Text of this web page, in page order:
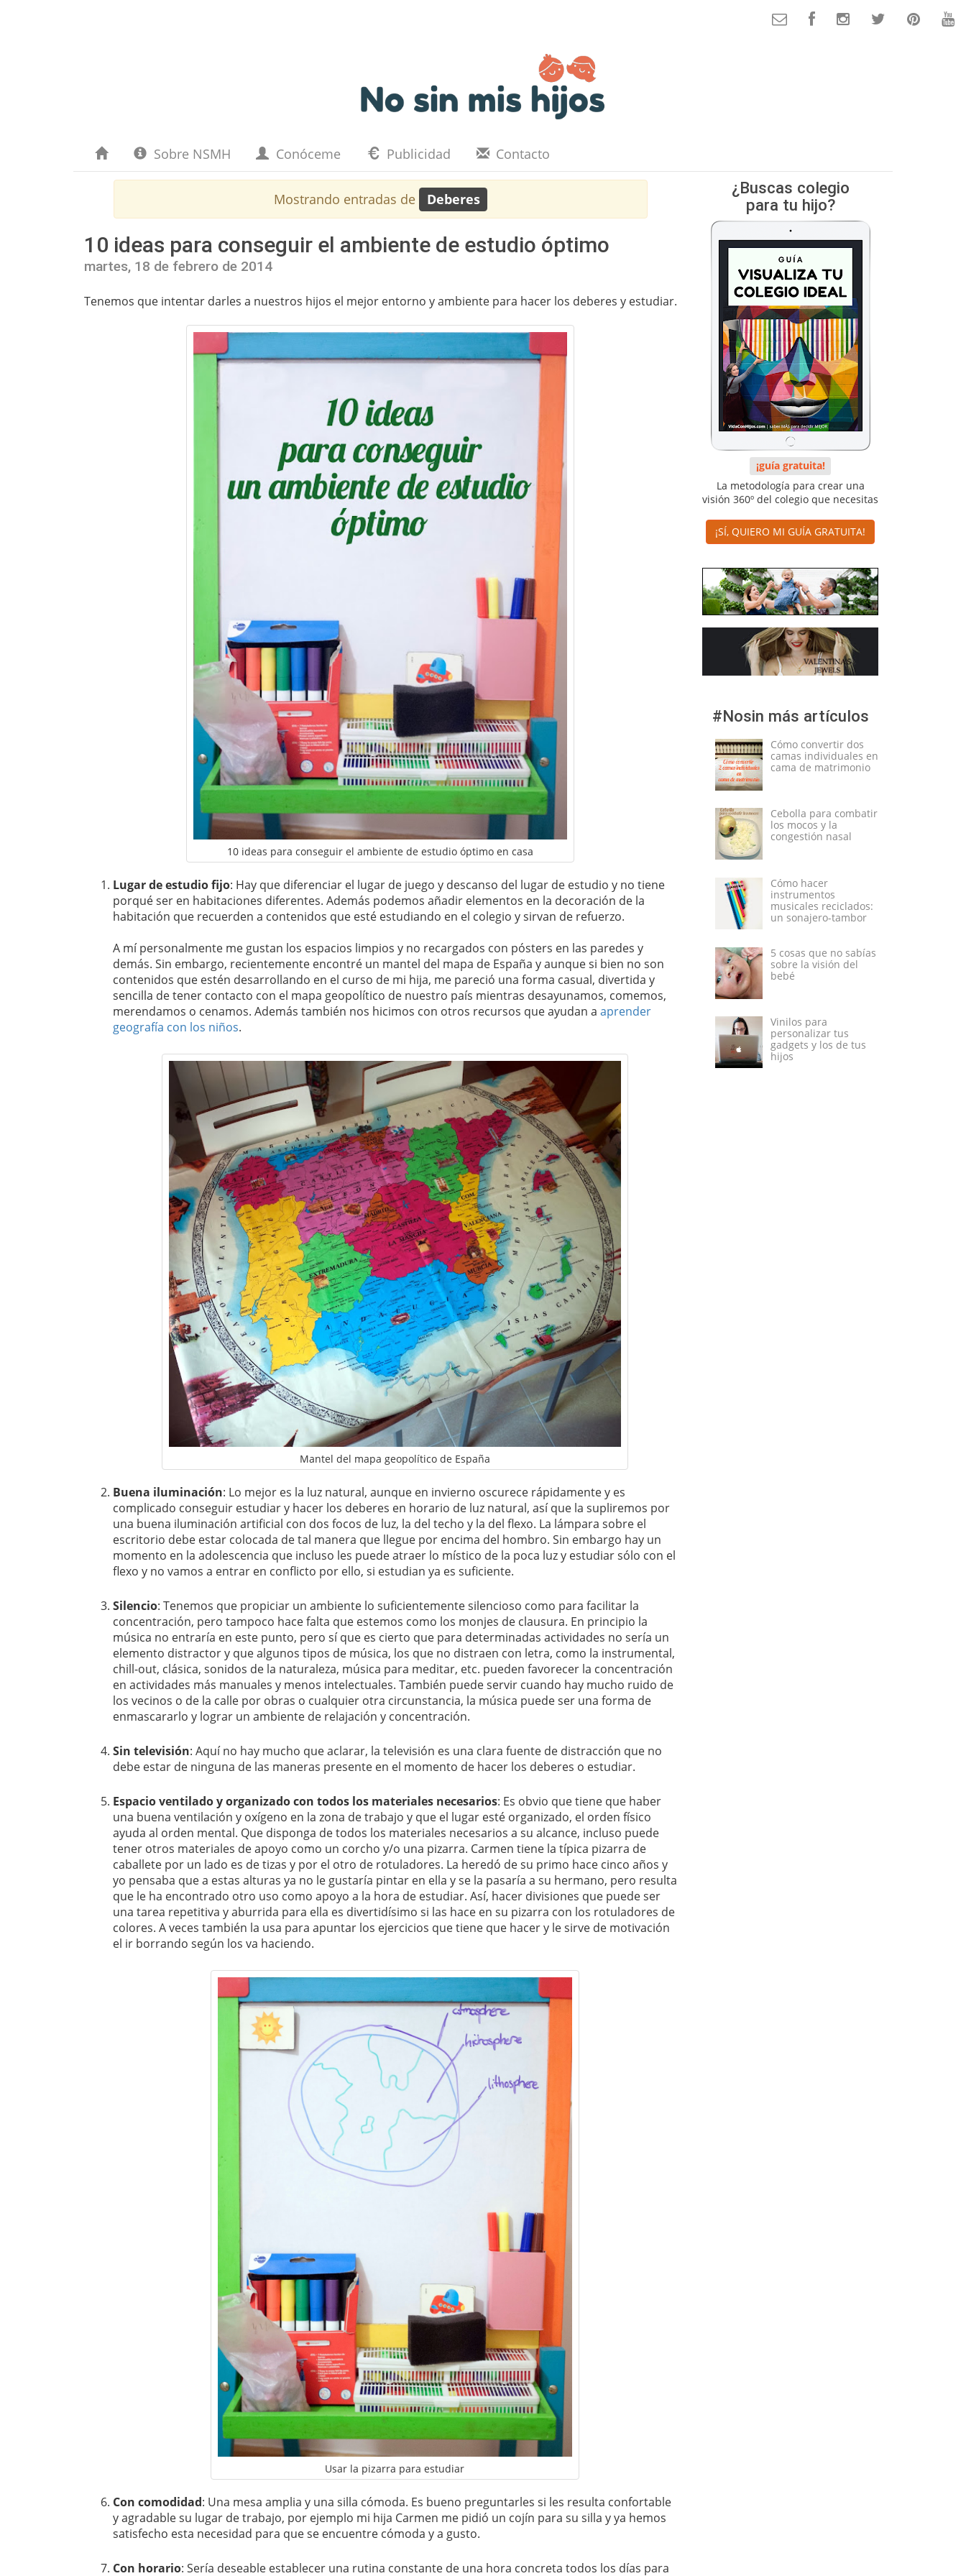
Sobre NSMH Conóceme Publicidad Contacto
Mostrando entradas de Deberes
10 ideas para conseguir el ambiente de estudio óptimo
martes, 18 de febrero de 2014
Tenemos que intentar darles a nuestros hijos el mejor entorno y ambiente para hacer los deberes y estudiar.
10 ideas para conseguir el ambiente de estudio óptimo en casa
Lugar de estudio fijo: Hay que diferenciar el lugar de juego y descanso del lugar de estudio y no tiene
porqué ser en habitaciones diferentes. Además podemos añadir elementos en la decoración de la
habitación que recuerden a contenidos que esté estudiando en el colegio y sirvan de refuerzo.
A mí personalmente me gustan los espacios limpios y no recargados con pósters en las paredes y
demás. Sin embargo, recientemente encontré un mantel del mapa de España y aunque si bien no son
contenidos que estén desarrollando en el curso de mi hija, me pareció una forma casual, divertida y
sencilla de tener contacto con el mapa geopolítico de nuestro país mientras desayunamos, comemos,
merendamos o cenamos. Además también nos hicimos con otros recursos que ayudan a aprender
geografía con los niños.
Mantel del mapa geopolítico de España
Buena iluminación: Lo mejor es la luz natural, aunque en invierno oscurece rápidamente y es
complicado conseguir estudiar y hacer los deberes en horario de luz natural, así que la supliremos por
una buena iluminación artificial con dos focos de luz, la del techo y la del flexo. La lámpara sobre el
escritorio debe estar colocada de tal manera que llegue por encima del hombro. Sin embargo hay un
momento en la adolescencia que incluso les puede atraer lo místico de la poca luz y estudiar sólo con el
flexo y no vamos a entrar en conflicto por ello, si estudian ya es suficiente.
Silencio: Tenemos que propiciar un ambiente lo suficientemente silencioso como para facilitar la
concentración, pero tampoco hace falta que estemos como los monjes de clausura. En principio la
música no entraría en este punto, pero sí que es cierto que para determinadas actividades no sería un
elemento distractor y que algunos tipos de música, los que no distraen con letra, como la instrumental,
chill-out, clásica, sonidos de la naturaleza, música para meditar, etc. pueden favorecer la concentración
en actividades más manuales y menos intelectuales. También puede servir cuando hay mucho ruido de
los vecinos o de la calle por obras o cualquier otra circunstancia, la música puede ser una forma de
enmascararlo y lograr un ambiente de relajación y concentración.
Sin televisión: Aquí no hay mucho que aclarar, la televisión es una clara fuente de distracción que no
debe estar de ninguna de las maneras presente en el momento de hacer los deberes o estudiar.
Espacio ventilado y organizado con todos los materiales necesarios: Es obvio que tiene que haber
una buena ventilación y oxígeno en la zona de trabajo y que el lugar esté organizado, el orden físico
ayuda al orden mental. Que disponga de todos los materiales necesarios a su alcance, incluso puede
tener otros materiales de apoyo como un corcho y/o una pizarra. Carmen tiene la típica pizarra de
caballete por un lado es de tizas y por el otro de rotuladores. La heredó de su primo hace cinco años y
yo pensaba que a estas alturas ya no le gustaría pintar en ella y se la pasaría a su hermano, pero resulta
que le ha encontrado otro uso como apoyo a la hora de estudiar. Así, hacer divisiones que puede ser
una tarea repetitiva y aburrida para ella es divertidísimo si las hace en su pizarra con los rotuladores de
colores. A veces también la usa para apuntar los ejercicios que tiene que hacer y le sirve de motivación
el ir borrando según los va haciendo.
Usar la pizarra para estudiar
Con comodidad: Una mesa amplia y una silla cómoda. Es bueno preguntarles si les resulta confortable
y agradable su lugar de trabajo, por ejemplo mi hija Carmen me pidió un cojín para su silla y ya hemos
satisfecho esta necesidad para que se encuentre cómoda y a gusto.
Con horario: Sería deseable establecer una rutina constante de una hora concreta todos los días para
¿Buscas colegio
para tu hijo?
¡guía gratuita!
La metodología para crear una
visión 360º del colegio que necesitas
¡SÍ, QUIERO MI GUÍA GRATUITA!
#Nosin más artículos
Cómo convertir dos
camas individuales en
cama de matrimonio
Cebolla para combatir
los mocos y la
congestión nasal
Cómo hacer
instrumentos
musicales reciclados:
un sonajero-tambor
5 cosas que no sabías
sobre la visión del
bebé
Vinilos para
personalizar tus
gadgets y los de tus
hijos